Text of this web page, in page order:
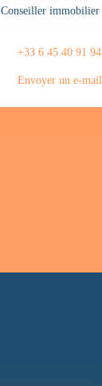
Conseiller immobilier
+33 6 45 40 91 94
Envoyer un e-mail